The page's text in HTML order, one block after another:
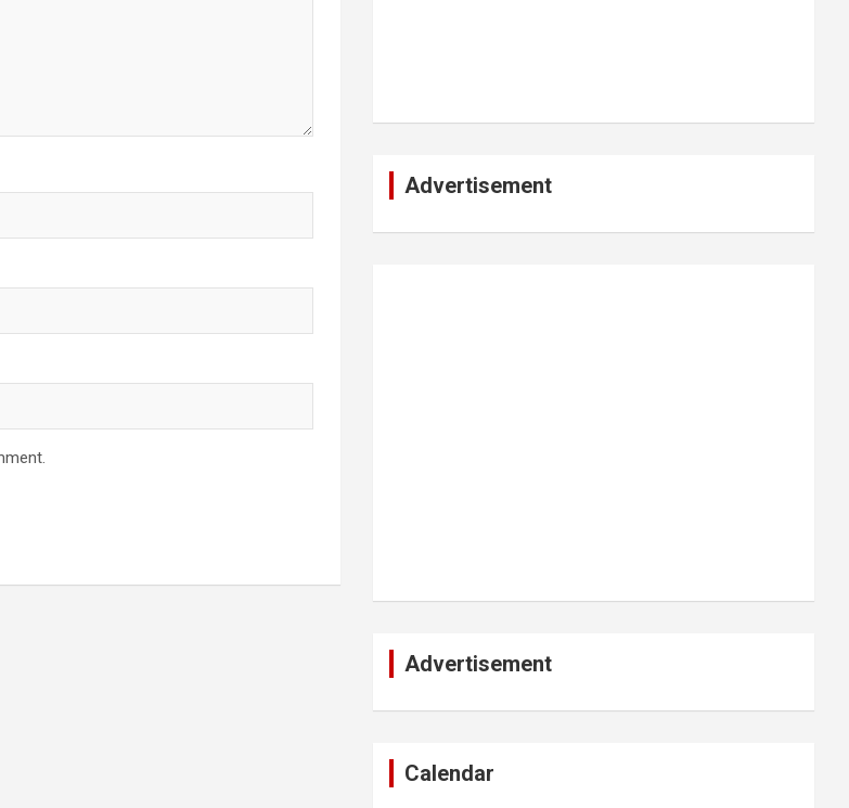
Advertisement
Advertisement
Calendar